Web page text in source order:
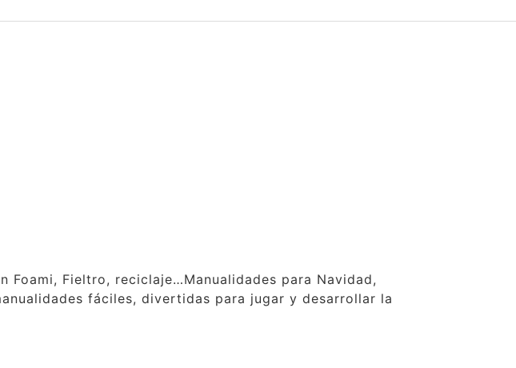
Foami, Fieltro, reciclaje…Manualidades para Navidad,
fáciles, divertidas para jugar y desarrollar la